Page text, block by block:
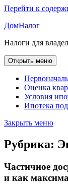
Перейти к
ДомНалог
Налоги для
Открыть меню
Оценка
Условия
Ипотека
Закрыть меню
Рубрика:
Частичное
и как